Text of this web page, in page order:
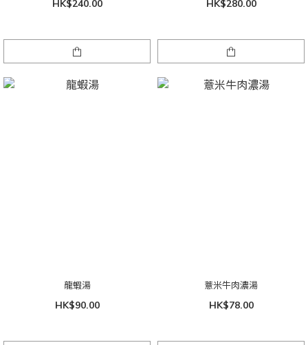
HK$240.00 HK$280.00
龍蝦湯
HK$90.00
薏米牛肉濃湯
HK$78.00